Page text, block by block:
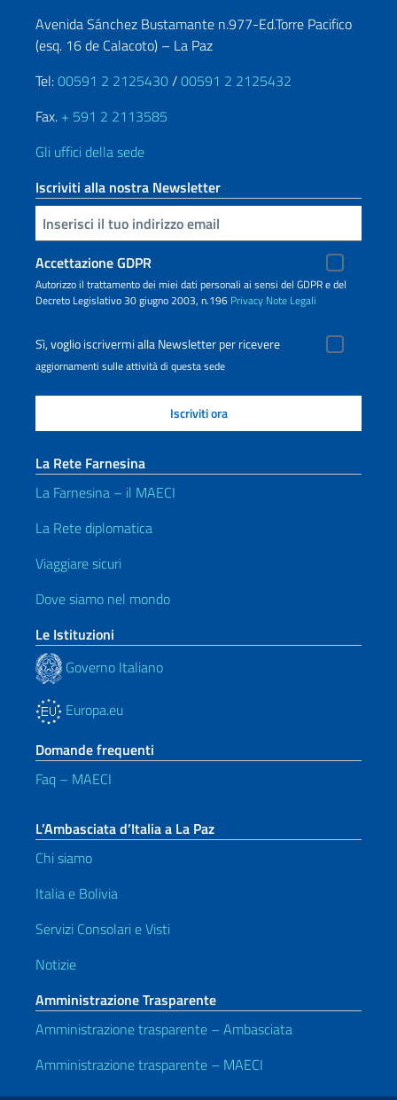
Avenida Sánchez Bustamante n.977-Ed.Torre Pacifico
(esq. 16 de Calacoto) – La Paz
Tel:00591 2 2125430/00591 2 2125432
Fax. + 591 2 2113585
Gli uffici della sede
Iscriviti alla nostra Newsletter
Inserisci la tua email
Accettazione GDPR
Autorizzo il trattamento dei miei dati personali ai sensi del GDPR e del
Decreto Legislativo 30 giugno 2003, n.196 Privacy Note Legali
Sì, voglio iscrivermi alla Newsletter per ricevere
aggiornamenti sulle attività di questa sede
La Rete Farnesina
La Farnesina – il MAECI
La Rete diplomatica
Viaggiare sicuri
Dove siamo nel mondo
Le Istituzioni
Governo Italiano
Europa.eu
Domande frequenti
Faq – MAECI
L’Ambasciata d’Italia a La Paz
Chi siamo
Italia e Bolivia
Servizi Consolari e Visti
Notizie
Amministrazione Trasparente
Amministrazione trasparente – Ambasciata
Amministrazione trasparente – MAECI